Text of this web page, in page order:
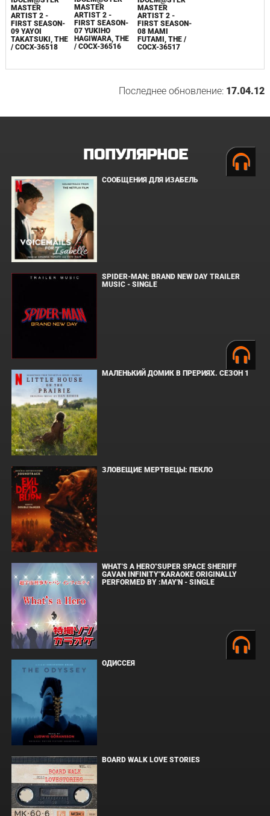
MASTER
ARTIST 2 -
FIRST SEASON-
09 YAYOI
TAKATSUKI, THE
/ COCX-36518
MASTER
ARTIST 2 -
FIRST SEASON-
07 YUKIHO
HAGIWARA, THE
/ COCX-36516
MASTER
ARTIST 2 -
FIRST SEASON-
08 MAMI
FUTAMI, THE /
COCX-36517
Последнее обновление: 17.04.12
ПОПУЛЯРНОЕ
СООБЩЕНИЯ ДЛЯ ИЗАБЕЛЬ
SPIDER-MAN: BRAND NEW DAY TRAILER
MUSIC - SINGLE
МАЛЕНЬКИЙ ДОМИК В ПРЕРИЯХ. СЕЗОН 1
ЗЛОВЕЩИЕ МЕРТВЕЦЫ: ПЕКЛО
WHAT'S A HERO"SUPER SPACE SHERIFF
GAVAN INFINITY"KARAOKE ORIGINALLY
PERFORMED BY :MAY'N - SINGLE
ОДИССЕЯ
BOARD WALK LOVE STORIES